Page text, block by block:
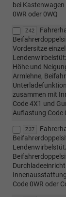
bei
0WR oder 0WQ
Z42
Vordersitze
Höhe und
Armlehne,
zusammen mit
Code 4X1 und
Auflastung Code
Z37
Code 0WR oder